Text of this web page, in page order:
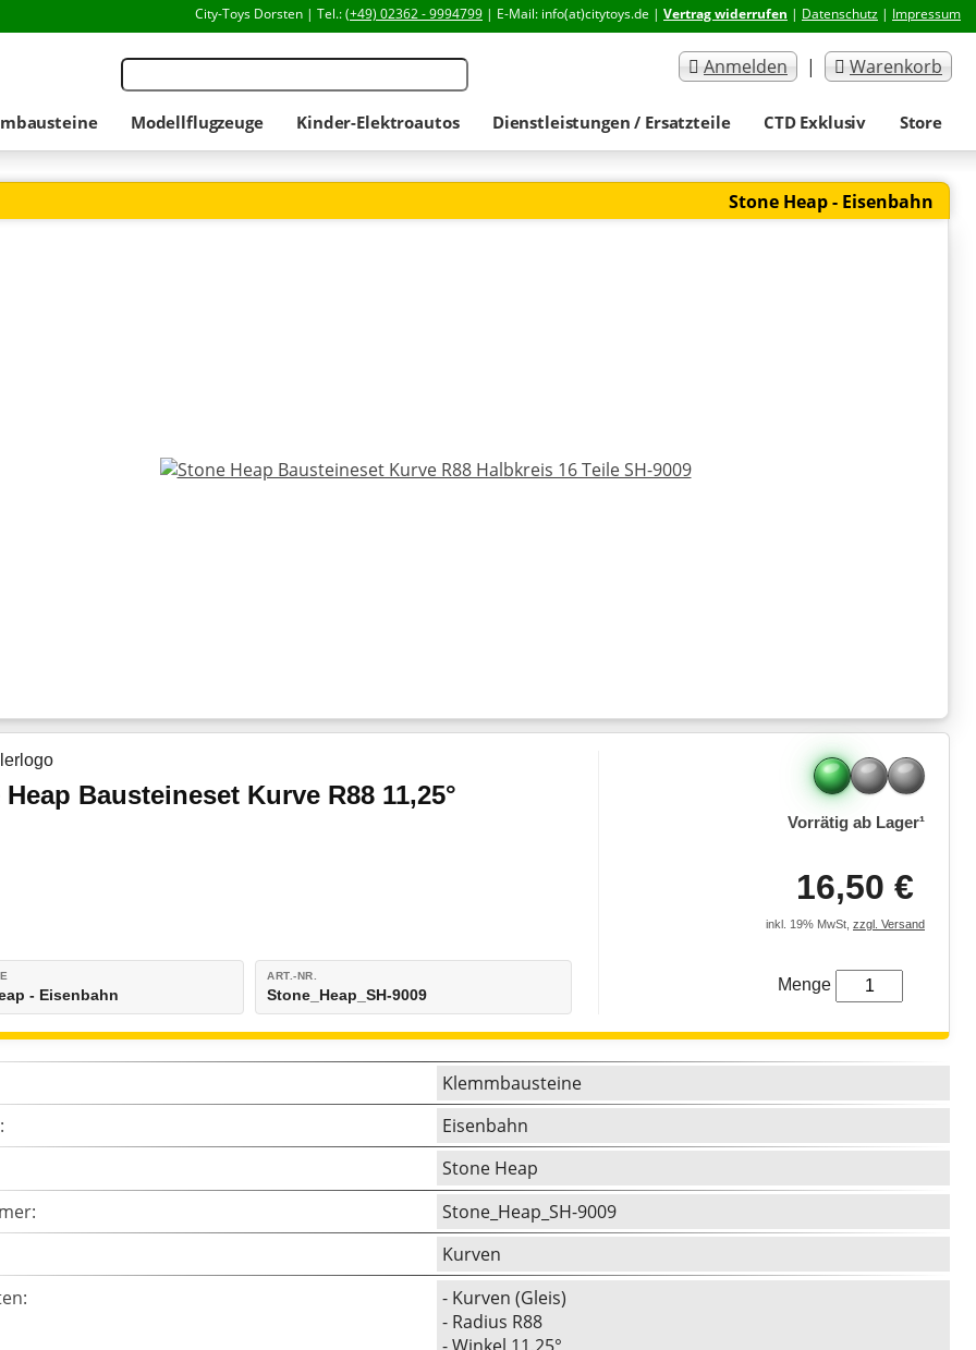
City-Toys Dorsten | Tel.:(+49) 02362 - 9994799 | E-Mail: info(at)citytoys.de | Vertrag widerrufen | Datenschutz | Impressum
Anmelden | Warenkorb
Modellflugzeuge Kinder-Elektroautos Dienstleistungen / Ersatzteile CTD Exklusiv Store
Stone Heap - Eisenbahn
Bausteineset Kurve R88 11,25°
- Eisenbahn
ART.-NR.
Stone_Heap_SH-9009
Vorrätig ab Lager¹
16,50 €
inkl. 19% MwSt, zzgl. Versand
Menge
Klemmbausteine
Eisenbahn
Stone Heap
Stone_Heap_SH-9009
Kurven
- Kurven (Gleis)
- Radius R88